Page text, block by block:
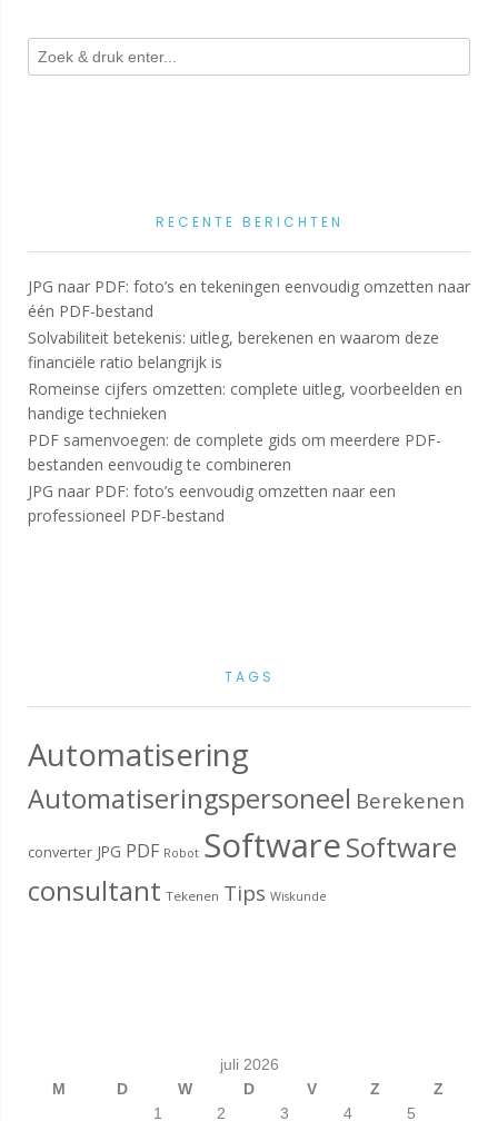
RECENTE BERICHTEN
JPG naar PDF: foto’s en tekeningen eenvoudig omzetten naar
één PDF-bestand
Solvabiliteit betekenis: uitleg, berekenen en waarom deze
financiële ratio belangrijk is
Romeinse cijfers omzetten: complete uitleg, voorbeelden en
handige technieken
PDF samenvoegen: de complete gids om meerdere PDF-
bestanden eenvoudig te combineren
JPG naar PDF: foto’s eenvoudig omzetten naar een
professioneel PDF-bestand
TAGS
Automatisering
Automatiseringspersoneel Berekenen
converter JPG PDF Robot SoftwareSoftware
consultant Tekenen Tips Wiskunde
juli 2026
M
D W D V Z
Z
1
2 3 4 5